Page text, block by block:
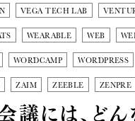
VEGA TECH LAB
WEARABLE WEB
WORDCAMP WORDPRESS
ZAIM ZEEBLE ZENPRE
議には、ど